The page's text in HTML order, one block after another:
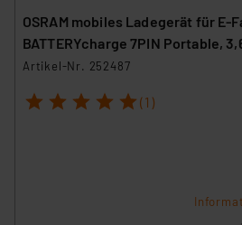
OSRAM mobiles Ladegerät für E-
BATTERYcharge 7PIN Portable,
Artikel-Nr. 252487
1 2 3 4 5 (1)